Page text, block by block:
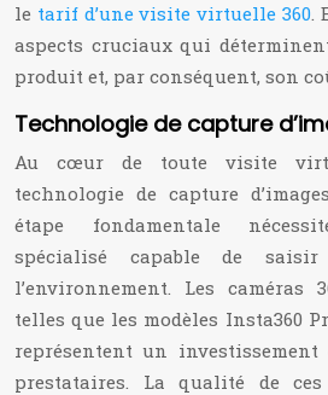
le tarif d’une visite virtuelle 360.
aspects cruciaux qui
produit et, par conséquent, son
Technologie de capture
Au cœur de toute visite
technologie de capture
étape fondamentale
spécialisé capable de
l’environnement. Les caméras
telles que les modèles Insta360
représentent un
prestataires. La qualité de